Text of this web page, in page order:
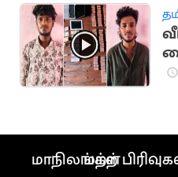
மாநிலங்கள்
மற்ற